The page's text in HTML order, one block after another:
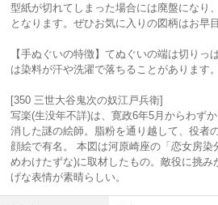
型紙が切れてしまった場合には廃盤になり
となります。ぜひお気に入りの図柄はお早
【手ぬぐいの特徴】てぬぐいの端は切りっ
は染料が汗や洗濯で落ちることがあります。
[350 三世大谷鬼次の奴江戸兵衛]
写楽(生没年不詳)は、寛政6年5月からわず
消した謎の絵師。脂粉を通り越して、役者
顔絵で有名。 本図は河原崎座の「恋女房染
めわけたずな)に取材したもの。敵役に挑み
げな表情が素晴らしい。